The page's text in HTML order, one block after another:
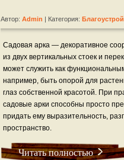
Автор: Admin | Категория:
Садовая арка — декоративное
из двух вертикальных стоек и
может служить как
например, быть опорой для
глаз собственной красотой. При
садовые арки способны просто
придать ему выразительность,
пространство.
Читать полностью